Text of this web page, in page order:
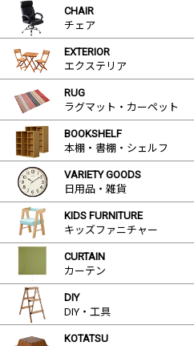
CHAIR
チェア
EXTERIOR
エクステリア
RUG
ラグマット・カーペット
BOOKSHELF
本棚・書棚・シェルフ
VARIETY GOODS
日用品・雑貨
KIDS FURNITURE
キッズファニチャー
CURTAIN
カーテン
DIY
DIY・工具
KOTATSU